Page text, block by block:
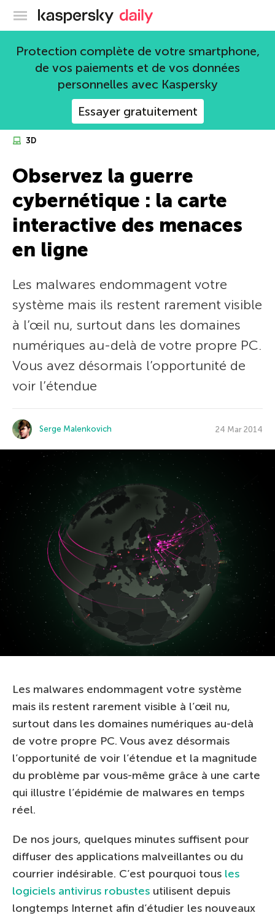
Blog officiel de Kaspersky
Protection complète de votre smartphone,
de vos paiements et de vos données
personnelles avec Kaspersky
Essayer gratuitement
3D
Observez la guerre
cybernétique : la carte
interactive des menaces
en ligne
Les malwares endommagent votre
système mais ils restent rarement visible
à l’œil nu, surtout dans les domaines
numériques au-delà de votre propre PC.
Vous avez désormais l’opportunité de
voir l’étendue
Serge Malenkovich 24 Mar 2014
Les malwares endommagent votre système
mais ils restent rarement visible à l’œil nu,
surtout dans les domaines numériques au-delà
de votre propre PC. Vous avez désormais
l’opportunité de voir l’étendue et la magnitude
du problème par vous-même grâce à une carte
qui illustre l’épidémie de malwares en temps
réel.
De nos jours, quelques minutes suffisent pour
diffuser des applications malveillantes ou du
courrier indésirable. C’est pourquoi tous les
logiciels antivirus robustes utilisent depuis
longtemps Internet afin d’étudier les nouveaux